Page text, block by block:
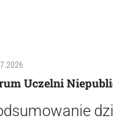
Uczelni